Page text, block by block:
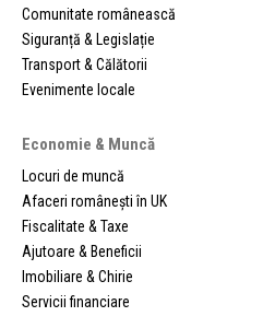
Comunitate românească
Siguranță & Legislație
Transport & Călătorii
Evenimente locale
Economie & Muncă
Locuri de muncă
Afaceri românești în UK
Fiscalitate & Taxe
Ajutoare & Beneficii
Imobiliare & Chirie
Servicii financiare